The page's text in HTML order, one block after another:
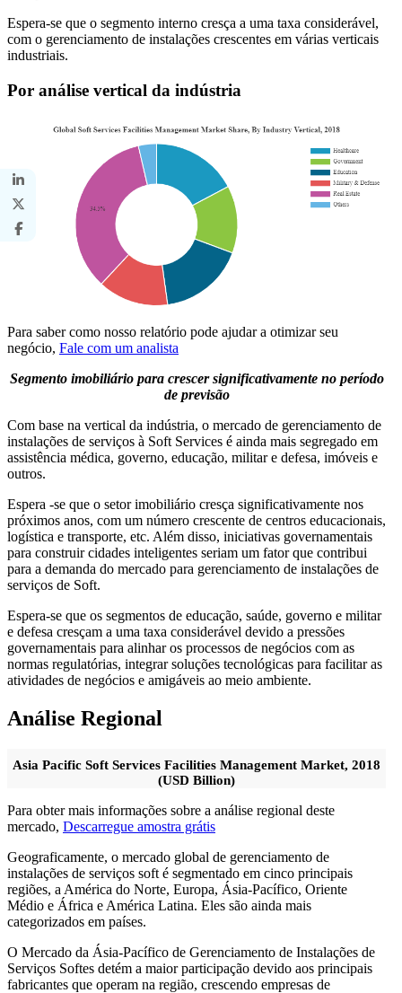
Espera-se que o segmento interno cresça a uma taxa considerável,
com o gerenciamento de instalações crescentes em várias verticais
industriais.
Por análise vertical da indústria
Para saber como nosso relatório pode ajudar a otimizar seu
negócio, Fale com um analista
Segmento imobiliário para crescer significativamente no período
de previsão
Com base na vertical da indústria, o mercado de gerenciamento de
instalações de serviços à Soft Services é ainda mais segregado em
assistência médica, governo, educação, militar e defesa, imóveis e
outros.
Espera -se que o setor imobiliário cresça significativamente nos
próximos anos, com um número crescente de centros educacionais,
logística e transporte, etc. Além disso, iniciativas governamentais
para construir cidades inteligentes seriam um fator que contribui
para a demanda do mercado para gerenciamento de instalações de
serviços de Soft.
Espera-se que os segmentos de educação, saúde, governo e militar
e defesa cresçam a uma taxa considerável devido a pressões
governamentais para alinhar os processos de negócios com as
normas regulatórias, integrar soluções tecnológicas para facilitar as
atividades de negócios e amigáveis ​​ao meio ambiente.
Análise Regional
Asia Pacific Soft Services Facilities Management Market, 2018
(USD Billion)
Para obter mais informações sobre a análise regional deste
mercado, Descarregue amostra grátis
Geograficamente, o mercado global de gerenciamento de
instalações de serviços soft é segmentado em cinco principais
regiões, a América do Norte, Europa, Ásia-Pacífico, Oriente
Médio e África e América Latina. Eles são ainda mais
categorizados em países.
O Mercado da Ásia-Pacífico de Gerenciamento de Instalações de
Serviços Softes detém a maior participação devido aos principais
fabricantes que operam na região, crescendo empresas de